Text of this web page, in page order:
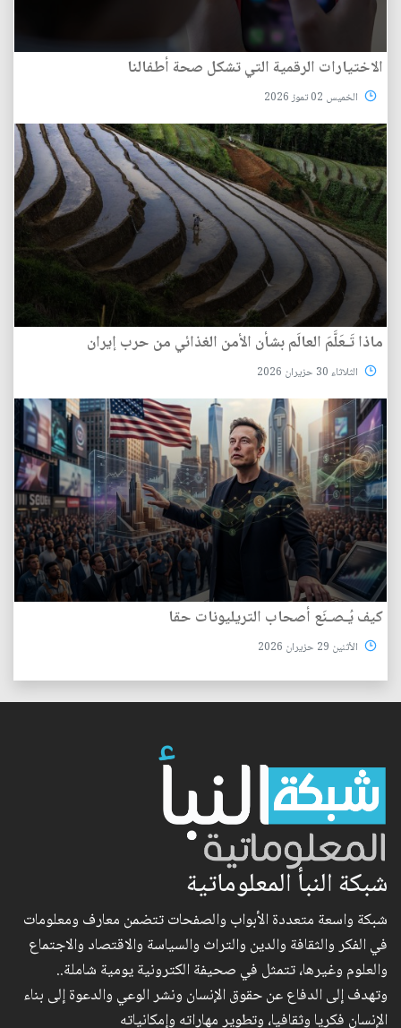
الاختيارات الرقمية التي تشكل صحة أطفالنا
الخميس 02 تموز 2026
ماذا تَـعَلَّمَ العالَم بشأن الأمن الغذائي من حرب إيران
الثلاثاء 30 حزيران 2026
كيف يُـصـنَع أصحاب التريليونات حقا
الأثنين 29 حزيران 2026
شبكة النبأ المعلوماتية
شبكة واسعة متعددة الأبواب والصفحات تتضمن معارف ومعلومات
في الفكر والثقافة والدين والتراث والسياسة والاقتصاد والاجتماع
والعلوم وغيرها، تتمثل في صحيفة الكترونية يومية شاملة..
وتهدف إلى الدفاع عن حقوق الإنسان ونشر الوعي والدعوة إلى بناء
الإنسان فكريا وثقافيا، وتطوير مهاراته وإمكانياته